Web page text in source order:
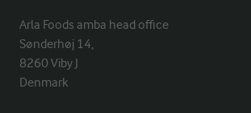
Arla Foods amba head office
Sønderhøj 14,
8260 Viby J
Denmark